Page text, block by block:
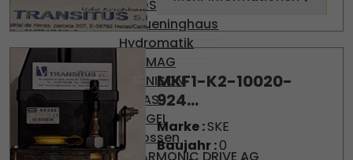
BOSCH
Brueninghaus
Hydromatik
DEMAG
DENISON
DIAS
ENGEL
Gossen
MKF1-K2-10020-
924...
Marke :SKE
Baujahr :0